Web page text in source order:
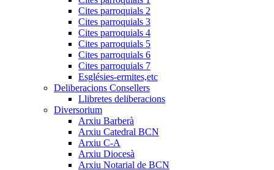
Cites parroquials 2
Cites parroquials 3
Cites parroquials 4
Cites parroquials 5
Cites parroquials 6
Cites parroquials 7
Esglésies-ermites,etc
Deliberacions Consellers
Llibretes deliberacions
Diversorium
Arxiu Barberà
Arxiu Catedral BCN
Arxiu C-A
Arxiu Diocesà
Arxiu Notarial de BCN